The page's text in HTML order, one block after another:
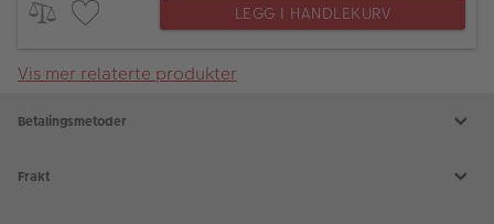
LEGG I HANDLEKURV
Vis mer relaterte produkter
Betalingsmetoder
Frakt